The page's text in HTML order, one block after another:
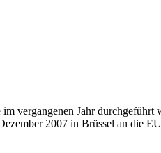
vergangenen Jahr durchgeführt
2007 in Brüssel an die